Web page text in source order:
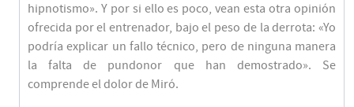
hipnotismo». Y por si ello es poco, vean esta otra opinión
ofrecida por el entrenador, bajo el peso de la derrota: «Yo
podría explicar un fallo técnico, pero de ninguna manera
la falta de pundonor que han demostrado». Se
comprende el dolor de Miró.